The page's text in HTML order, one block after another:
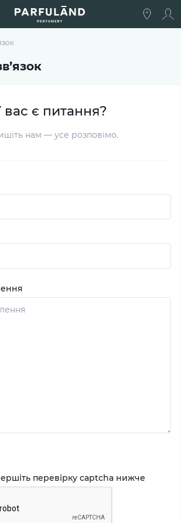
вас є питання?
нам — усе розповімо.
перевірку captcha нижче